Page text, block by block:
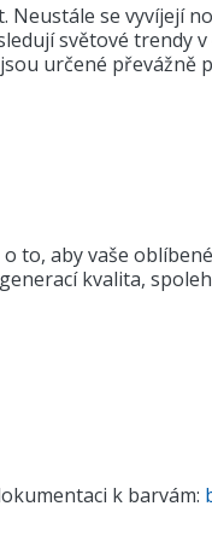
Neustále se vyvíjejí
světové trendy
určené převážně
to, aby vaše
kvalita,
k barvám: